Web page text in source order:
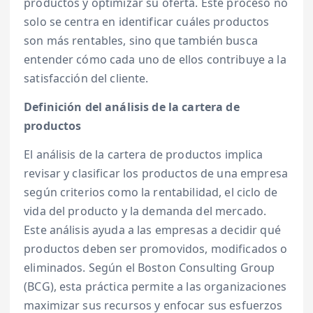
solo se centra en identificar cuáles productos
son más rentables, sino que también busca
entender cómo cada uno de ellos contribuye a la
satisfacción del cliente.
Definición del análisis de la cartera de
productos
El análisis de la cartera de productos implica
revisar y clasificar los productos de una empresa
según criterios como la rentabilidad, el ciclo de
vida del producto y la demanda del mercado.
Este análisis ayuda a las empresas a decidir qué
productos deben ser promovidos, modificados o
eliminados. Según el Boston Consulting Group
(BCG), esta práctica permite a las organizaciones
maximizar sus recursos y enfocar sus esfuerzos